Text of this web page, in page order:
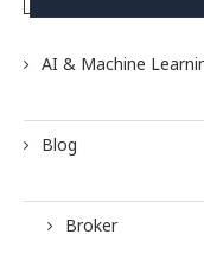
AI & Machine
Blog
Broker